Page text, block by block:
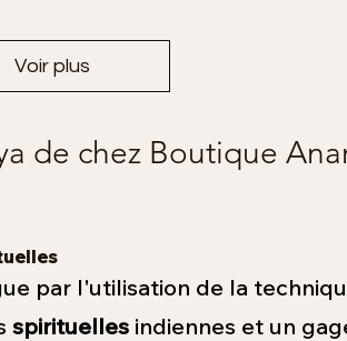
Voir plus
de chez Boutique
par l'utilisation de la
spirituelles indiennes et un